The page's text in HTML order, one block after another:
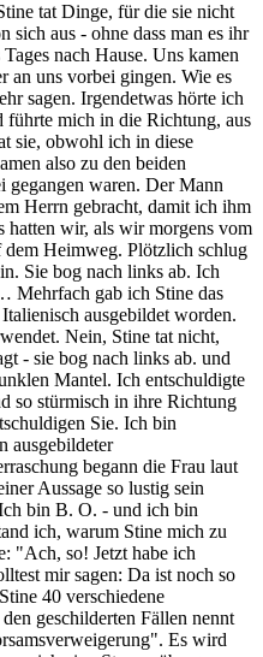
tat Dinge, für die sie nicht
sich aus - ohne dass man es ihr
nach Hause. Uns kamen
an uns vorbei gingen. Wie es
sagen. Irgendetwas hörte ich
führte mich in die Richtung, aus
sie, obwohl ich in diese
also zu den beiden
gegangen waren. Der Mann
Herrn gebracht, damit ich ihm
hatten wir, als wir morgens vom
dem Heimweg. Plötzlich schlug
Sie bog nach links ab. Ich
Mehrfach gab ich Stine das
ausgebildet worden.
Nein, Stine tat nicht,
- sie bog nach links ab. und
Mantel. Ich entschuldigte
so stürmisch in ihre Richtung
Sie. Ich bin
ausgebildeter
begann die Frau laut
Aussage so lustig sein
bin B. O. - und ich bin
ich, warum Stine mich zu
"Ach, so! Jetzt habe ich
mir sagen: Da ist noch so
40 verschiedene
geschilderten Fällen nennt
Es wird